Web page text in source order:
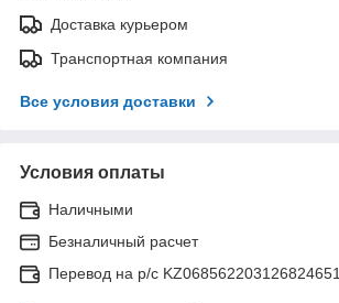
Доставка курьером
Транспортная компания
Все условия доставки
Условия оплаты
Наличными
Безналичный расчет
Перевод на р/с KZ068562203126824651